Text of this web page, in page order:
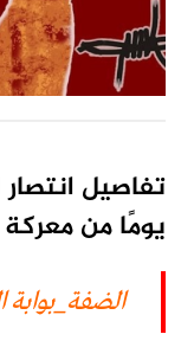
يومًا من معركة